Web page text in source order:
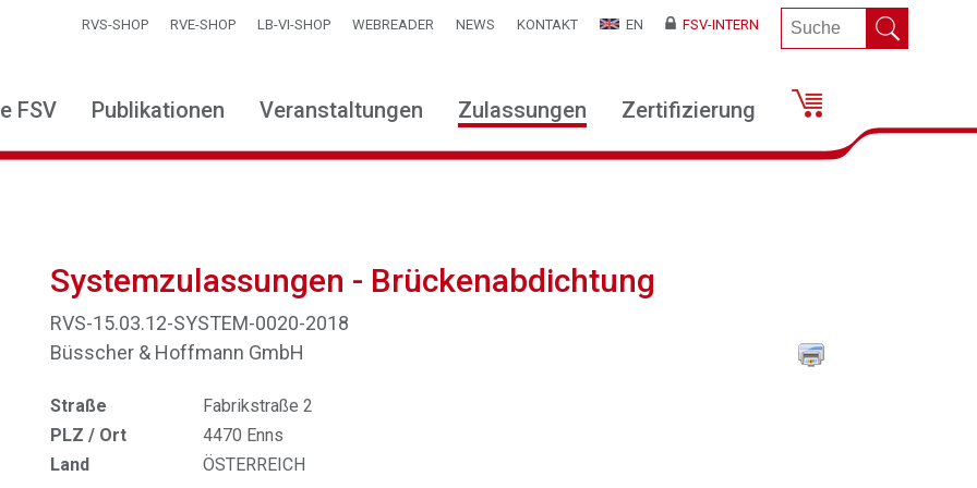
RVS-SHOP RVE-SHOP LB-VI-SHOP WEBREADER NEWS KONTAKT EN FSV-INTERN
FSV Publikationen Veranstaltungen Zulassungen Zertifizierung
Systemzulassungen - Brückenabdichtung
RVS-15.03.12-SYSTEM-0020-2018
Büsscher & Hoffmann GmbH
Straße
Fabrikstraße 2
PLZ / Ort
4470 Enns
Land
ÖSTERREICH